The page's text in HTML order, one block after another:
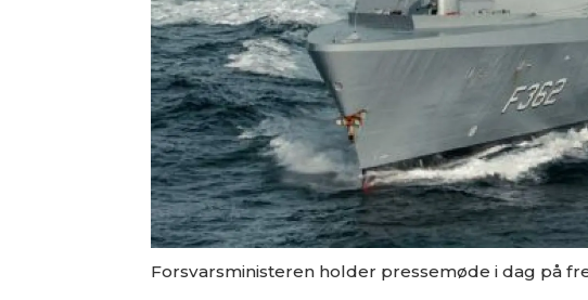
Forsvarsministeren holder pressemøde i dag på